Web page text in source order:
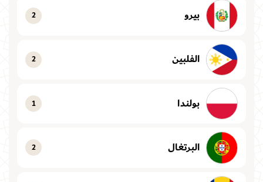
بيرو 2
الفلبين 2
بولندا 1
البرتغال 2